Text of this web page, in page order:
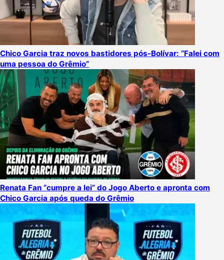
Chico Garcia traz novos bastidores pós-Bolívar: “Falei com
uma pessoa do Grêmio”
Renata Fan “cumpre a lei” do Jogo Aberto e apronta com
Chico Garcia após queda do Grêmio